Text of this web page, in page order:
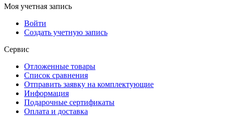
Моя учетная запись
Войти
Создать учетную запись
Сервис
Отложенные товары
Список сравнения
Отправить заявку на комплектующие
Информация
Подарочные сертификаты
Оплата и доставка